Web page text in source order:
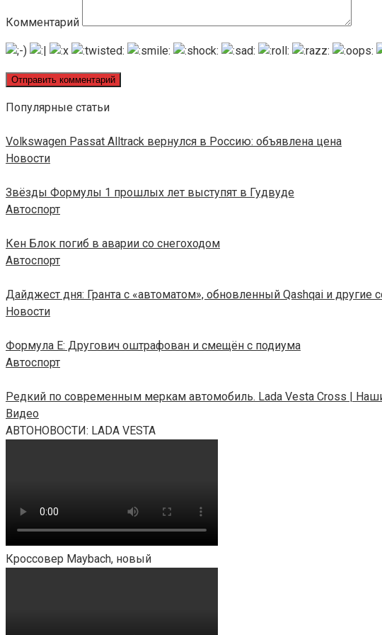
Комментарий
Популярные статьи
Volkswagen Passat Alltrack вернулся в Россию: объявлена цена
Новости
Звёзды Формулы 1 прошлых лет выступят в Гудвуде
Автоспорт
Кен Блок погиб в аварии со снегоходом
Автоспорт
Дайджест дня: Гранта с «автоматом», обновленный Qashqai и другие
Новости
Формула E: Другович оштрафован и смещён с подиума
Автоспорт
Редкий по современным меркам автомобиль. Lada Vesta Cross |
Видео
АВТОНОВОСТИ: LADA VESTA
Кроссовер Maybach, новый